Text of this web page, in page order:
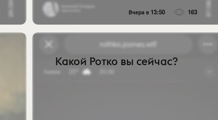
Вчера в 13:50 163
Какой Ротко вы сейчас?